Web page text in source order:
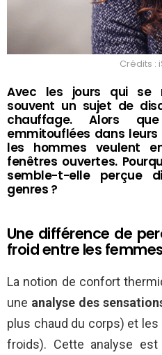
Crédits :
Avec les jours qui se
souvent un sujet de
chauffage. Alors
emmitouflées dans
les hommes veulent
fenêtres ouvertes.
semble-t-elle perçue
genres ?
Une différence de
froid entre les
La notion de confort
une analyse des
plus chaud du corps) et
froids). Cette analyse